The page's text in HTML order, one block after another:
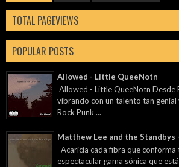
TOTAL PAGEVIEWS
POPULAR POSTS
Allowed - Little QueeNotn
Allowed - Little QueeNotn Desde
vibrando con un talento tan genial
Rock Punk ...
Matthew Lee and the Standbys
Acaricia cada fibra que conforma
espectacular gama sónica que